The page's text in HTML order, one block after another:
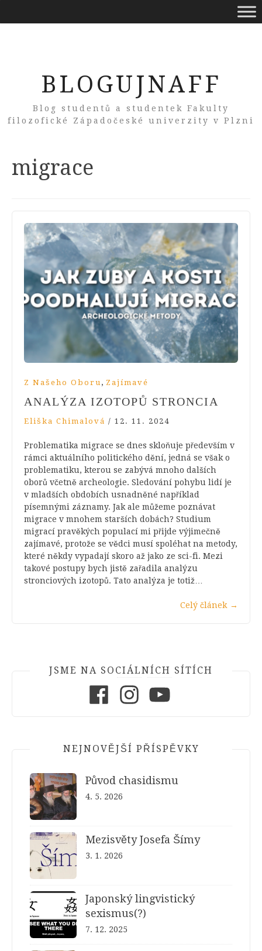
BLOGUJNAFF
Blog studentů a studentek Fakulty
filozofické Západočeské univerzity v Plzni
Tag:
migrace
Z Našeho Oboru , Zajímavé
ANALÝZA IZOTOPŮ STRONCIA
Eliška Chimalová / 12. 11. 2024
Problematika migrace se dnes skloňuje především v
rámci aktuálního politického dění, jedná se však o
problematiku, kterou se zabývá mnoho dalších
oborů včetně archeologie. Sledování pohybu lidí je
v mladších obdobích usnadněné například
písemnými záznamy. Jak ale můžeme poznávat
migrace v mnohem starších dobách? Studium
migrací pravěkých populací mi přijde výjimečně
zajímavé, protože se vědci musí spoléhat na metody,
které někdy vypadají skoro až jako ze sci-fi. Mezi
takové postupy bych jistě zařadila analýzu
stronciových izotopů. Tato analýza je totiž…
Celý článek →
JSME NA SOCIÁLNÍCH SÍTÍCH
NEJNOVĚJŠÍ PŘÍSPĚVKY
Původ chasidismu
4. 5. 2026
Mezisvěty Josefa Šímy
3. 1. 2026
Japonský lingvistický
sexismus(?)
7. 12. 2025